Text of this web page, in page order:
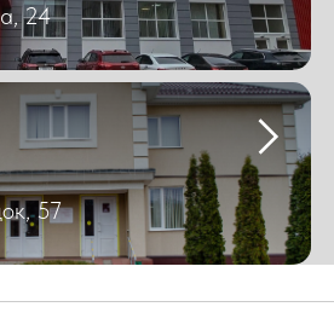
24
57